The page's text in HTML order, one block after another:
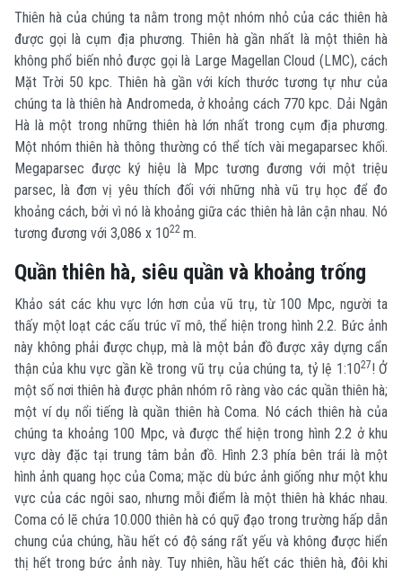
Thiên hà của chúng ta nằm trong một nhóm nhỏ của các thiên hà
được gọi là cụm địa phương. Thiên hà gần nhất là một thiên hà
không phổ biến nhỏ được gọi là Large Magellan Cloud (LMC), cách
Mặt Trời 50 kpc. Thiên hà gần với kích thước tương tự như của
chúng ta là thiên hà Andromeda, ở khoảng cách 770 kpc. Dải Ngân
Hà là một trong những thiên hà lớn nhất trong cụm địa phương.
Một nhóm thiên hà thông thường có thể tích vài megaparsec khối.
Megaparsec được ký hiệu là Mpc tương đương với một triệu
parsec, là đơn vị yêu thích đối với những nhà vũ trụ học để đo
khoảng cách, bởi vì nó là khoảng giữa các thiên hà lân cận nhau. Nó
tương đương với 3,086 x 1022 m.
Quần thiên hà, siêu quần và khoảng trống
Khảo sát các khu vực lớn hơn của vũ trụ, từ 100 Mpc, người ta
thấy một loạt các cấu trúc vĩ mô, thể hiện trong hình 2.2. Bức ảnh
này không phải được chụp, mà là một bản đồ được xây dựng cẩn
thận của khu vực gần kề trong vũ trụ của chúng ta, tỷ lệ 1:1027! Ở
một số nơi thiên hà được phân nhóm rõ ràng vào các quần thiên hà;
một ví dụ nổi tiếng là quần thiên hà Coma. Nó cách thiên hà của
chúng ta khoảng 100 Mpc, và được thể hiện trong hình 2.2 ở khu
vực dày đặc tại trung tâm bản đồ. Hình 2.3 phía bên trái là một
hình ảnh quang học của Coma; mặc dù bức ảnh giống như một khu
vực của các ngôi sao, nhưng mỗi điểm là một thiên hà khác nhau.
Coma có lẽ chứa 10.000 thiên hà có quỹ đạo trong trường hấp dẫn
chung của chúng, hầu hết có độ sáng rất yếu và không được hiển
thị hết trong bức ảnh này. Tuy nhiên, hầu hết các thiên hà, đôi khi